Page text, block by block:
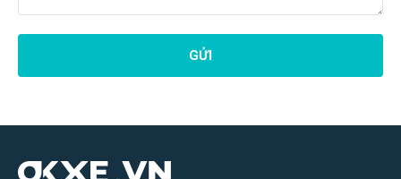
Hồi
Viết: